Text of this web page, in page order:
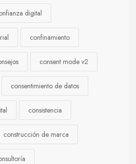
digital
confinamiento
consent mode v2
consentimiento de datos
consistencia
construcción de marca